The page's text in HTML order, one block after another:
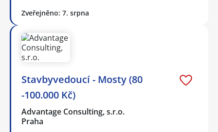
Zveřejněno: 7. srpna
Stavbyvedoucí - Mosty (80
-100.000 Kč)
Advantage Consulting, s.r.o.
Praha